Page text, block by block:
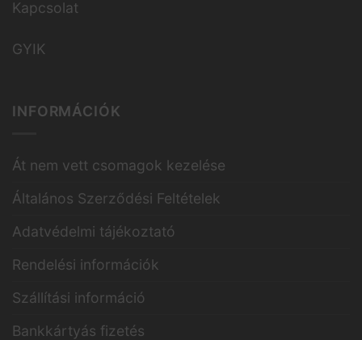
Kapcsolat
GYIK
INFORMÁCIÓK
Át nem vett csomagok kezelése
Általános Szerződési Feltételek
Adatvédelmi tájékoztató
Rendelési információk
Szállítási információ
Bankkártyás fizetés